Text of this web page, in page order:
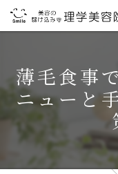
薄毛食事
ニューと